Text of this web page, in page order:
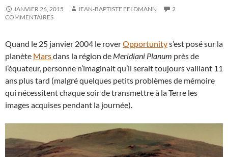
JANVIER 26, 2015 JEAN-BAPTISTE FELDMANN
2
COMMENTAIRES
Quand le 25 janvier 2004 le roverOpportunitys’est posé sur la
planète Marsdans la région de Meridiani Planum près de
l’équateur, personne n’imaginait qu’il serait toujours vaillant 11
ans plus tard (malgré quelques petits problèmes de mémoire
qui nécessitent chaque soir de transmettre à la Terre les
images acquises pendant la journée).